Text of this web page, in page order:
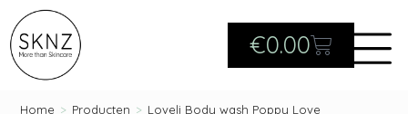
€0.00
Home > Producten > Loveli Body wash Poppy Love